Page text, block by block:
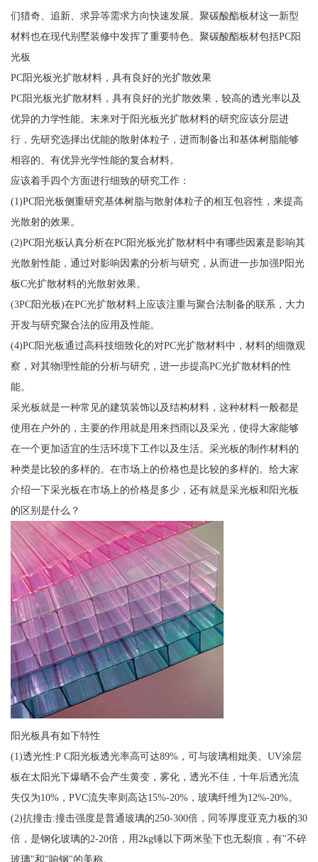
们猎奇、追新、求异等需求方向快速发展。聚碳酸酯板材这一新型
材料也在现代别墅装修中发挥了重要特色。聚碳酸酯板材包括PC阳
光板
PC阳光板光扩散材料，具有良好的光扩散效果
PC阳光板光扩散材料，具有良好的光扩散效果，较高的透光率以及
优异的力学性能。末来对于阳光板光扩散材料的研究应该分层进
行，先研究选择出优能的散射体粒子，进而制备出和基体树脂能够
相容的、有优异光学性能的复合材料。
应该着手四个方面进行细致的研究工作：
(1)PC阳光板侧重研究基体树脂与散射体粒子的相互包容性，来提高
光散射的效果。
(2)PC阳光板认真分析在PC阳光板光扩散材料中有哪些因素是影响其
光散射性能，通过对影响因素的分析与研究，从而进一步加强P阳光
板C光扩散材料的光散射效果。
(3PC阳光板)在PC光扩散材料上应该注重与聚合法制备的联系，大力
开发与研究聚合法的应用及性能。
(4)PC阳光板通过高科技细致化的对PC光扩散材料中，材料的细微观
察，对其物理性能的分析与研究，进一步提高PC光扩散材料的性
能。
采光板就是一种常见的建筑装饰以及结构材料，这种材料一般都是
使用在户外的，主要的作用就是用来挡雨以及采光，使得大家能够
在一个更加适宜的生活环境下工作以及生活。采光板的制作材料的
种类是比较的多样的。在市场上的价格也是比较的多样的。给大家
介绍一下采光板在市场上的价格是多少，还有就是采光板和阳光板
的区别是什么？
阳光板具有如下特性
(1)透光性:P C阳光板透光率高可达89%，可与玻璃相妣美。UV涂层
板在太阳光下爆晒不会产生黄变，雾化，透光不佳，十年后透光流
失仅为10%，PVC流失率则高达15%-20%，玻璃纤维为12%-20%。
(2)抗撞击:撞击强度是普通玻璃的250-300倍，同等厚度亚克力板的30
倍，是钢化玻璃的2-20倍，用2kg锤以下两米坠下也无裂痕，有"不碎
玻璃"和"响钢"的美称。